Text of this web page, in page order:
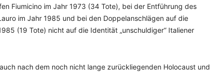
Fiumicino im Jahr 1973 (34 Tote), bei der Entführung des
im Jahr 1985 und bei den Doppelanschlägen auf die
(19 Tote) nicht auf die Identität „unschuldiger“ Italiener
nach dem noch nicht lange zurückliegenden Holocaust und